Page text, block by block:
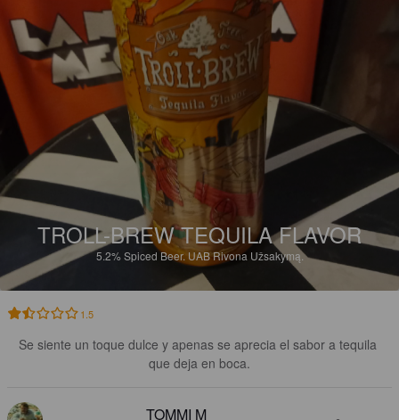
TROLL-BREW TEQUILA FLAVOR
5.2%Spiced Beer. UAB Rivona Užsakymą.
1.5
Se siente un toque dulce y apenas se aprecia el sabor a tequila
que deja en boca.
TOMMI M